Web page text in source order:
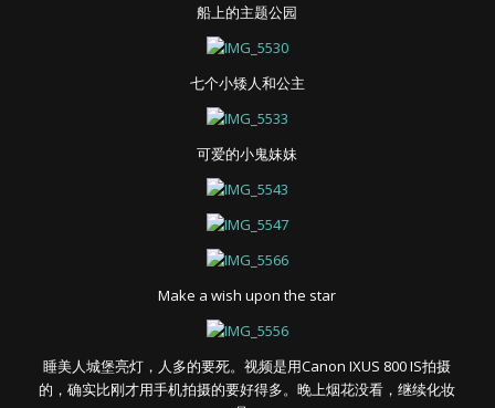
船上的主题公园
七个小矮人和公主
可爱的小鬼妹妹
Make a wish upon the star
睡美人城堡亮灯，人多的要死。视频是用Canon IXUS 800 IS拍摄
的，确实比刚才用手机拍摄的要好得多。晚上烟花没看，继续化妆